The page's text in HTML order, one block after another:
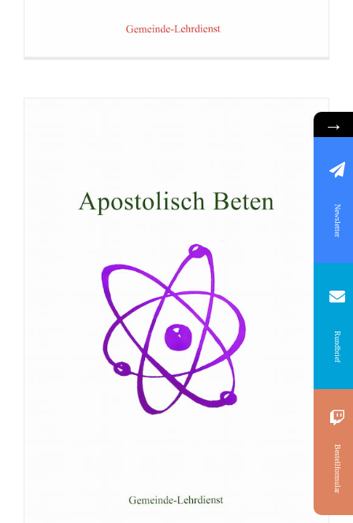
Broschüre: Der Glaube Abrahams
→
Newsletter
Rundbrief
Bestellformular